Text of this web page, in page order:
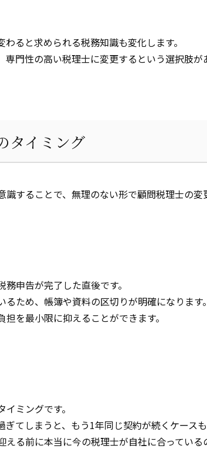
ると求められる税務知識も変化します。
門性の高い税理士に変更するという選択肢が
タイミング
することで、無理のない形で顧問税理士の変
申告が完了した直後です。
ため、帳簿や資料の区切りが明確になります。
を最小限に抑えることができます。
ミングです。
ぎてしまうと、もう1年同じ契約が続くケース
る前に本当に今の税理士が自社に合っている